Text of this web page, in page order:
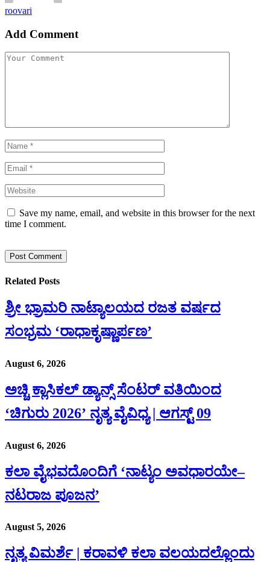
roovari
Add Comment
Save my name, email, and website in this browser for the next
time I comment.
Related Posts
ಶ್ರೀ ಭ್ರಾಮರಿ ನಾಟ್ಯಾಲಯದ ರಜತ ವರ್ಷದ
ಸಂಭ್ರಮ ‘ರಾಧಾಕೃಷ್ಣಾರ್ಪಣ’
August 6, 2026
ಅಚ್ಚಿ ಕ್ಲಾಸಿಕಲ್ ಡ್ಯಾನ್ಸ್ ಸೆಂಟರ್ ವತಿಯಿಂದ
‘ಚಿಗುರು 2026’ ನೃತ್ಯ ವೈವಿಧ್ಯ | ಆಗಸ್ಟ್ 09
August 6, 2026
ಕಲಾ ವೈಭವದೊಂದಿಗೆ ‘ನಾಟ್ಯಂ ಅವಧಾರಯೇ–
ನಟರಾಜ ಪೂಜನ’
August 5, 2026
ನೃತ್ಯ ವಿಮರ್ಶೆ | ಕರಾವಳಿ ಕಲಾ ವಲಯದಲ್ಲೊಂದು